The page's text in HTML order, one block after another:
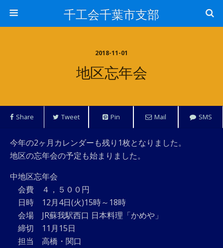
千工会千葉市支部
2018-11-01
地区忘年会
Share Tweet Pin Mail SMS
今年の2ヶ月カレンダーも残り1枚となりました。
地区の忘年会の予定も始まりました。
中地区忘年会
会費 ４，５００円
日時 12月4日(火)15時～18時
会場 JR蘇我駅西口 日本料理「かめや」
締切 11月15日
担当 高橋・関口